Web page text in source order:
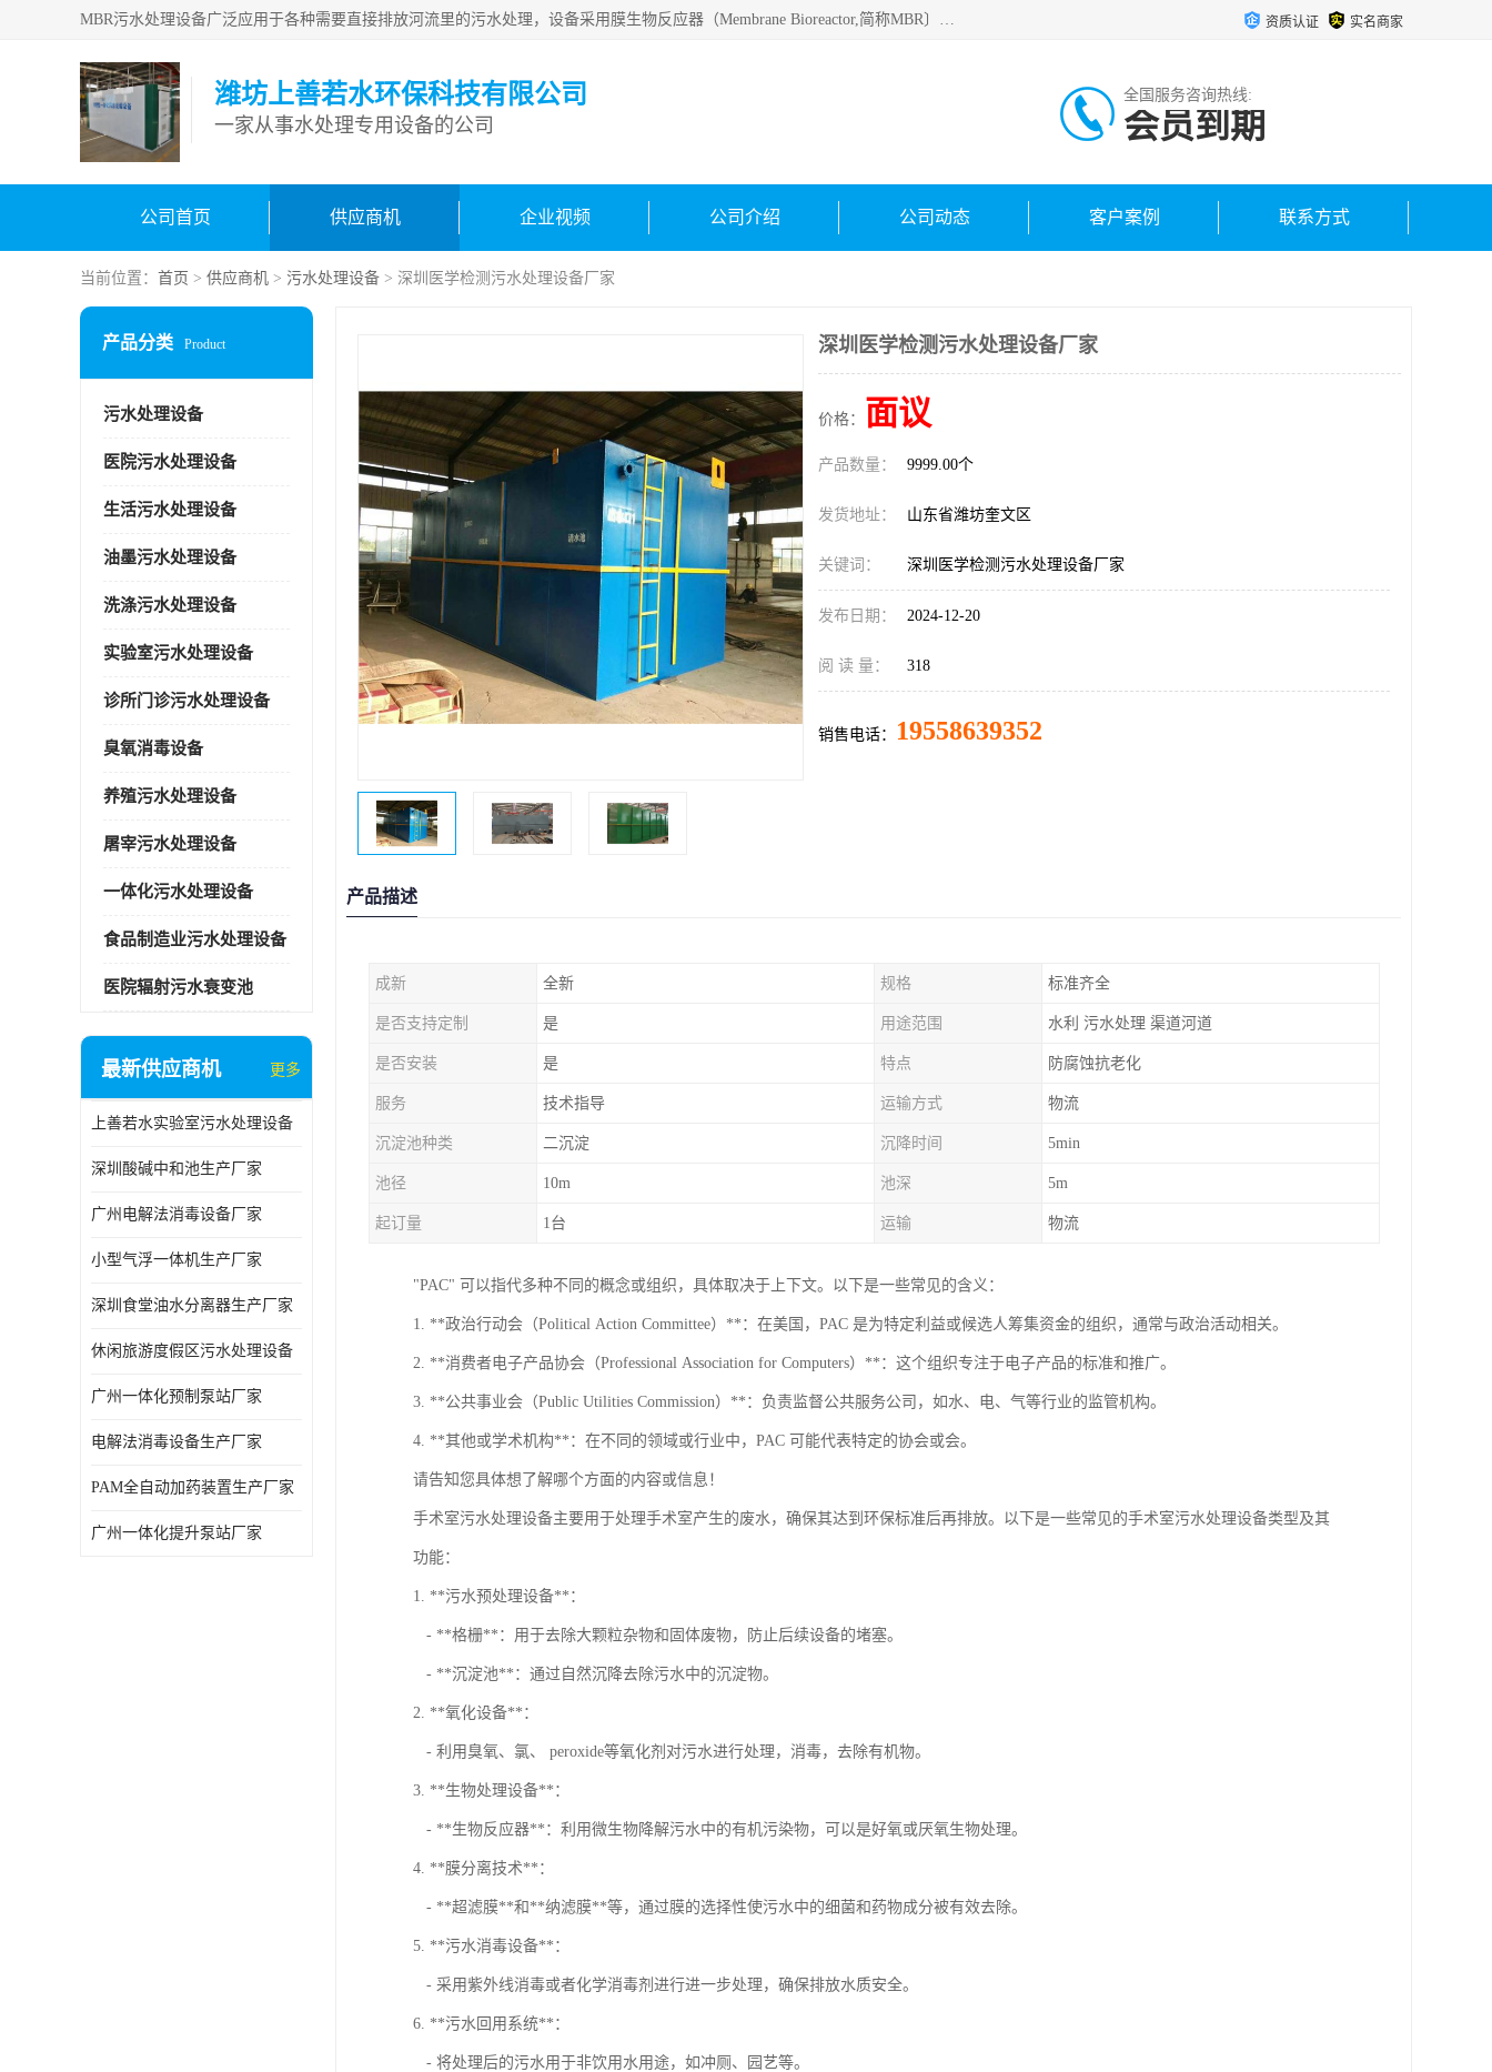
MBR污水处理设备广泛应用于各种需要直接排放河流里的污水处理，设备采用膜生物反应器（Membrane Bioreactor,简称MBR〕技术，取代了传统工艺中的二沉池，它可以*地进行固液分离，得到直接使用的稳定中水，又可在生物池内维持高浓度的微生物量，工艺剩余污泥少，极有效地去除氨氮，出水悬浮物和浊度接近于零，出水中细菌和病毒被大幅度去除，能耗低，占地面积小。 资质认证 实名商家
潍坊上善若水环保科技有限公司
一家从事水处理专用设备的公司
全国服务咨询热线:
会员到期
公司首页 供应商机 企业视频 公司介绍 公司动态 客户案例 联系方式
当前位置： 首页 > 供应商机 > 污水处理设备 > 深圳医学检测污水处理设备厂家
产品分类 Product
污水处理设备
医院污水处理设备
生活污水处理设备
油墨污水处理设备
洗涤污水处理设备
实验室污水处理设备
诊所门诊污水处理设备
臭氧消毒设备
养殖污水处理设备
屠宰污水处理设备
一体化污水处理设备
食品制造业污水处理设备
医院辐射污水衰变池
最新供应商机 更多
上善若水实验室污水处理设备
深圳酸碱中和池生产厂家
广州电解法消毒设备厂家
小型气浮一体机生产厂家
深圳食堂油水分离器生产厂家
休闲旅游度假区污水处理设备
广州一体化预制泵站厂家
电解法消毒设备生产厂家
PAM全自动加药装置生产厂家
广州一体化提升泵站厂家
深圳医学检测污水处理设备厂家
价格： 面议
产品数量： 9999.00个
发货地址： 山东省潍坊奎文区
关键词： 深圳医学检测污水处理设备厂家
发布日期： 2024-12-20
阅 读 量： 318
销售电话： 19558639352
产品描述
成新 全新 规格 标准齐全
是否支持定制 是 用途范围 水利 污水处理 渠道河道
是否安装 是 特点 防腐蚀抗老化
服务 技术指导 运输方式 物流
沉淀池种类 二沉淀 沉降时间 5min
池径 10m 池深 5m
起订量 1台 运输 物流
"PAC" 可以指代多种不同的概念或组织，具体取决于上下文。以下是一些常见的含义：
1. **政治行动会（Political Action Committee）**：在美国，PAC 是为特定利益或候选人筹集资金的组织，通常与政治活动相关。
2. **消费者电子产品协会（Professional Association for Computers）**：这个组织专注于电子产品的标准和推广。
3. **公共事业会（Public Utilities Commission）**：负责监督公共服务公司，如水、电、气等行业的监管机构。
4. **其他或学术机构**：在不同的领域或行业中，PAC 可能代表特定的协会或会。
请告知您具体想了解哪个方面的内容或信息！
手术室污水处理设备主要用于处理手术室产生的废水，确保其达到环保标准后再排放。以下是一些常见的手术室污水处理设备类型及其
功能：
1. **污水预处理设备**：
- **格栅**：用于去除大颗粒杂物和固体废物，防止后续设备的堵塞。
- **沉淀池**：通过自然沉降去除污水中的沉淀物。
2. **氧化设备**：
- 利用臭氧、氯、 peroxide等氧化剂对污水进行处理，消毒，去除有机物。
3. **生物处理设备**：
- **生物反应器**：利用微生物降解污水中的有机污染物，可以是好氧或厌氧生物处理。
4. **膜分离技术**：
- **超滤膜**和**纳滤膜**等，通过膜的选择性使污水中的细菌和药物成分被有效去除。
5. **污水消毒设备**：
- 采用紫外线消毒或者化学消毒剂进行进一步处理，确保排放水质安全。
6. **污水回用系统**：
- 将处理后的污水用于非饮用水用途，如冲厕、园艺等。